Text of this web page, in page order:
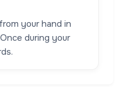
your hand in
during your